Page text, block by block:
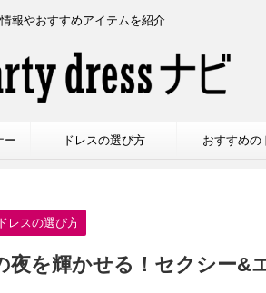
報やおすすめアイテムを紹介
ー ドレスの選び方 おすすめの
レスの選び方
夜を輝かせる！セクシー&